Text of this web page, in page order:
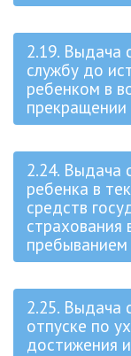
2.19. Выдача
службу до
ребенком в
2.24. Выдача
ребенка в
средств
страхования
пребыванием
2.25. Выдача
отпуске по
достижения